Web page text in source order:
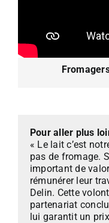
Pour aller plus
« Le lait c’est
pas de fromage.
important de
rémunérer leur
Delin. Cette
partenariat
lui garantit un